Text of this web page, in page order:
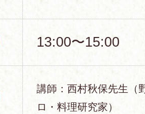
13:00〜15:00
講師：西村秋保先生（
ロ・料理研究家）